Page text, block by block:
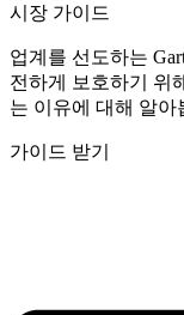
시장 가이드
업계를 선도하는
전하게 보호하기 위
는 이유에 대해 알아
가이드 받기